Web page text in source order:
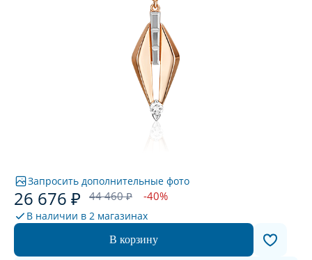
Запросить дополнительные фото
26 676 ₽ 44 460 ₽ -40%
В наличии в 2 магазинах
В корзину